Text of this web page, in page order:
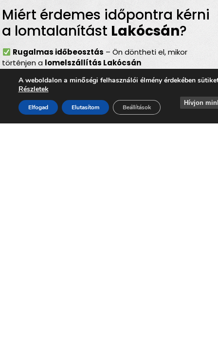
Miért érdemes időpontra kérni
a lomtalanítást Lakócsán?
Rugalmas időbeosztás – Ön döntheti el, mikor
történjen a lomelszállítás Lakócsán
elszámolás egyben
Bírságmentes megoldás
– nem kell közterületre
kihelyezni a lomokat
Környezetbarát feldolgozás– felelős, szelektív
A weboldalon a minőségi felhasználói élmény érdekében
Részletek
Elfogad Elutasítom Beállítások
Hívjon